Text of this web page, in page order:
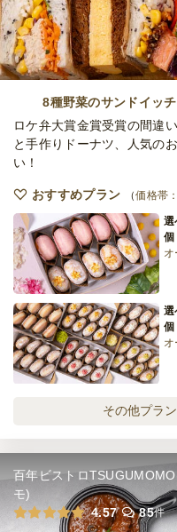
地
オ
オードブル
締切
1日前12時
最低ご注文金額 38,000円
8種野菜のサンドイッ
ロケ弁大賞金賞受賞の間違
と手作りドーナツ、人気の
い！
おすすめプラン 価格帯：
選
個
選
個
締切 3日前15時
※定休日を除く営業日換算
定休日
日・土・祝
最低ご注文金額 38,000円
その他プラ
百年ビストロ
モ)
4.57
85件